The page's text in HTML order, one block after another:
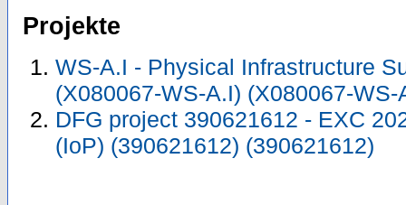
Projekte
WS-A.I - Physical Infrastructure
(X080067-WS-A.I) (X080067-WS-
DFG project 390621612 - EXC
(IoP) (390621612) (390621612)